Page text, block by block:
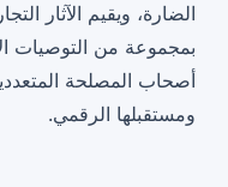
الضارة، ويقيم الآثار
بمجموعة من التوصيات
أصحاب المصلحة
ومستقبلها الرقمي.